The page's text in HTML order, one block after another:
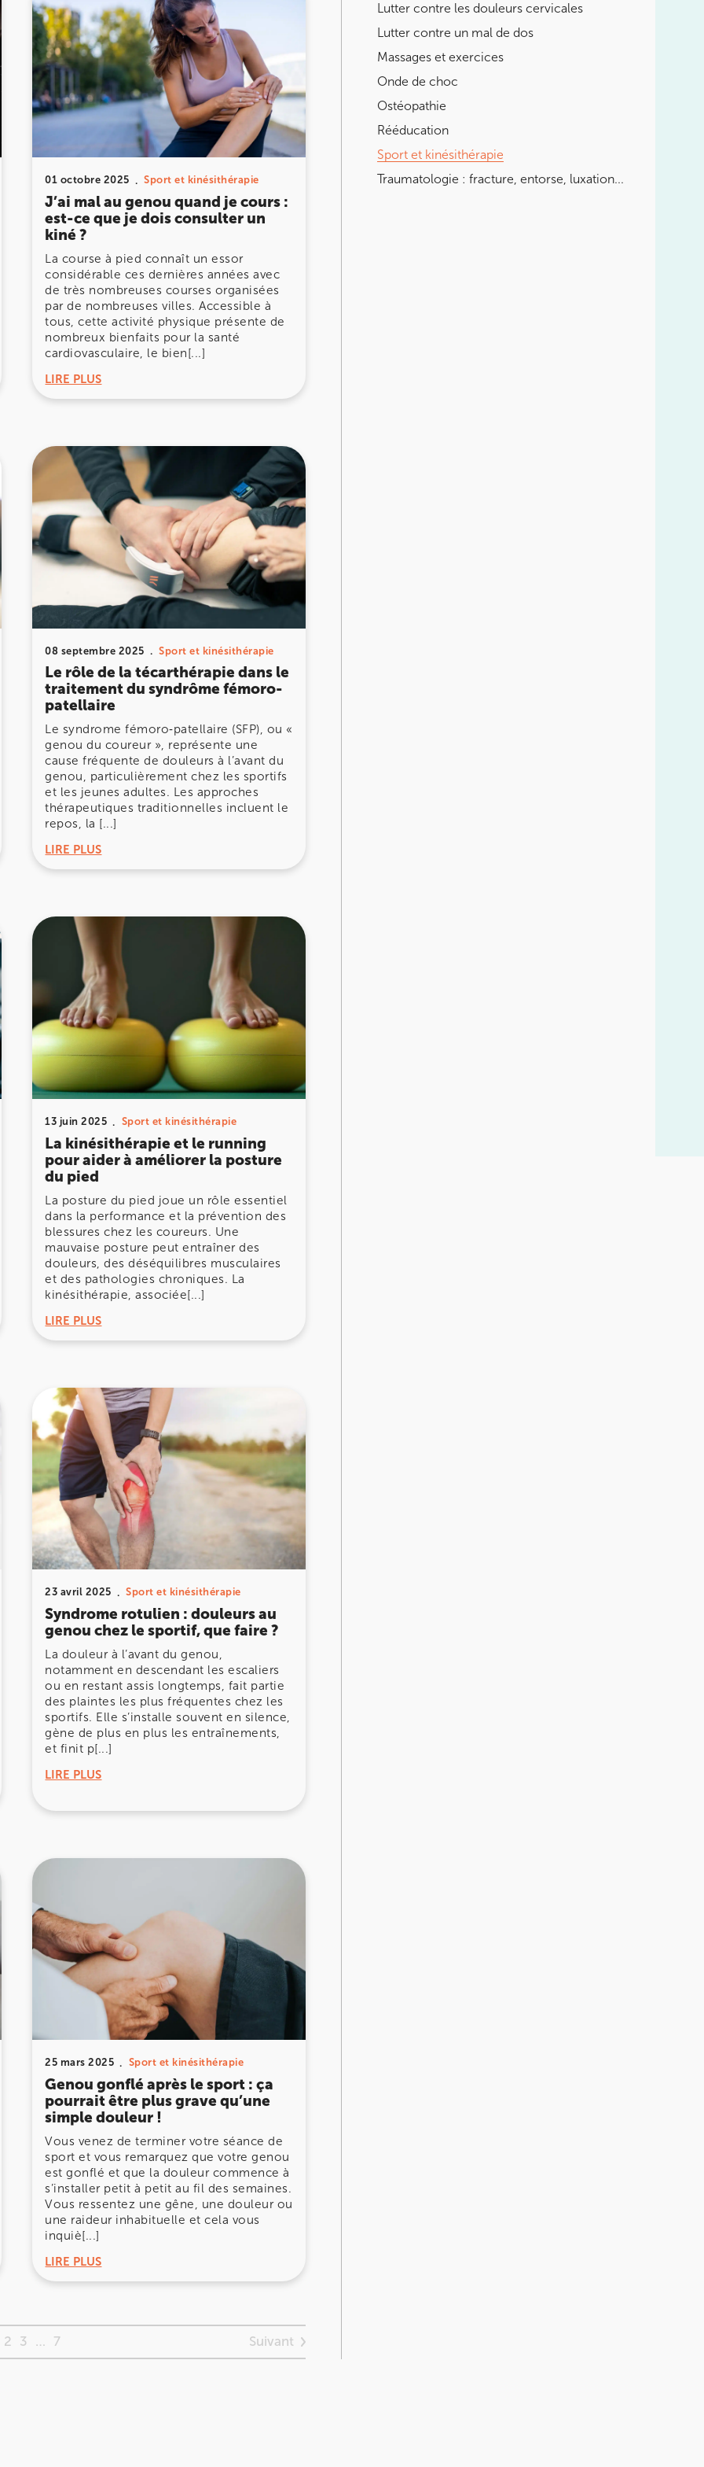
DOULEUR CHRONIQUE
DOULEURS ET BLESSURES DE LA HANCHE ET DE
LA CUISSE
DOULEURS ET BLESSURES DU GENOU ET DE LA
JAMBE
LES MALADIES EN RHUMATOLOGIE
DÉBUTER OU REPRENDRE LE
SPORT
DU SPORT POUR PRÉPARER LES
BOOSTER LES PERFORMANCES
01 octobre 2025 Sport et kinésithérapie
J’ai mal au genou quand je cours :
est-ce que je dois consulter un
kiné ?
La course à pied connaît un essor
considérable ces dernières années avec
de très nombreuses courses organisées
par de nombreuses villes. Accessible à
tous, cette activité physique présente de
nombreux bienfaits pour la santé
cardiovasculaire, le bien[...]
LIRE PLUS
08 septembre 2025 Sport et kinésithérapie
Le rôle de la técarthérapie dans le
traitement du syndrôme fémoro-
patellaire
Le syndrome fémoro‑patellaire (SFP), ou «
genou du coureur », représente une
cause fréquente de douleurs à l’avant du
genou, particulièrement chez les sportifs
et les jeunes adultes. Les approches
thérapeutiques traditionnelles incluent le
repos, la [...]
LIRE PLUS
13 juin 2025 Sport et kinésithérapie
La kinésithérapie et le running
pour aider à améliorer la posture
du pied
La posture du pied joue un rôle essentiel
dans la performance et la prévention des
blessures chez les coureurs. Une
mauvaise posture peut entraîner des
douleurs, des déséquilibres musculaires
et des pathologies chroniques. La
kinésithérapie, associée[...]
LIRE PLUS
23 avril 2025 Sport et kinésithérapie
Syndrome rotulien : douleurs au
genou chez le sportif, que faire ?
La douleur à l’avant du genou,
notamment en descendant les escaliers
ou en restant assis longtemps, fait partie
des plaintes les plus fréquentes chez les
sportifs. Elle s’installe souvent en silence,
gène de plus en plus les entraînements,
et finit p[...]
LIRE PLUS
25 mars 2025 Sport et kinésithérapie
Genou gonflé après le sport : ça
pourrait être plus grave qu’une
simple douleur !
Vous venez de terminer votre séance de
sport et vous remarquez que votre genou
est gonflé et que la douleur commence à
s’installer petit à petit au fil des semaines.
Vous ressentez une gêne, une douleur ou
une raideur inhabituelle et cela vous
inquiè[...]
LIRE PLUS
2 3 … 7 Suivant
Lutter contre les douleurs cervicales
Lutter contre un mal de dos
Massages et exercices
Onde de choc
Ostéopathie
Rééducation
Sport et kinésithérapie
Traumatologie : fracture, entorse, luxation...
Malabry
Malabry